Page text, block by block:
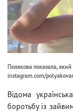
Полякова показала, який
instagram.com/
Відома
боротьбу із